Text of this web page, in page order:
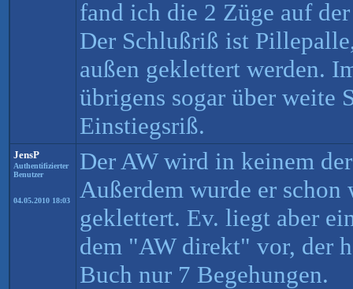
fand ich die 2 Züge auf
Der Schlußriß ist
außen geklettert werden.
übrigens sogar über weite
Einstiegsriß.
JensP
Authentifizierter
Benutzer
04.05.2010 18:03
Der AW wird in keinem
Außerdem wurde er
geklettert. Ev. liegt aber
dem "AW direkt" vor, der
Buch nur 7 Begehungen.